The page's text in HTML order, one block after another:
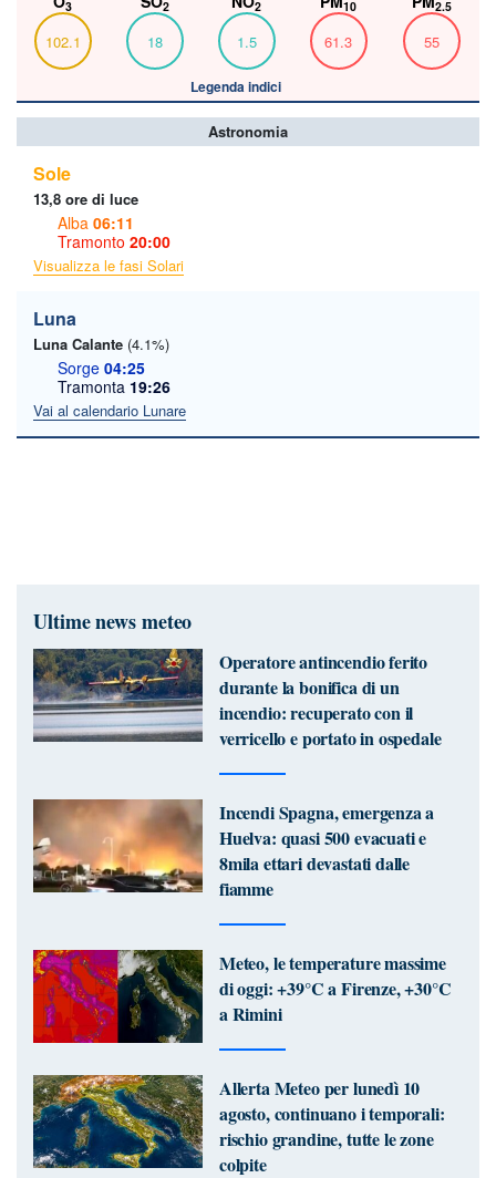
3
102.1
2
18
2
1.5
10
61.3
2.5
55
Legenda indici
Astronomia
Sole
13,8 ore di luce
Alba 06:11
Tramonto 20:00
Visualizza le fasi Solari
Luna
Luna Calante (4.1%)
Sorge 04:25
Tramonta 19:26
Vai al calendario Lunare
Ultime news meteo
Operatore antincendio ferito
durante la bonifica di un
incendio: recuperato con il
verricello e portato in ospedale
Incendi Spagna, emergenza a
Huelva: quasi 500 evacuati e
8mila ettari devastati dalle
fiamme
Meteo, le temperature massime
di oggi: +39°C a Firenze, +30°C
a Rimini
Allerta Meteo per lunedì 10
agosto, continuano i temporali:
rischio grandine, tutte le zone
colpite